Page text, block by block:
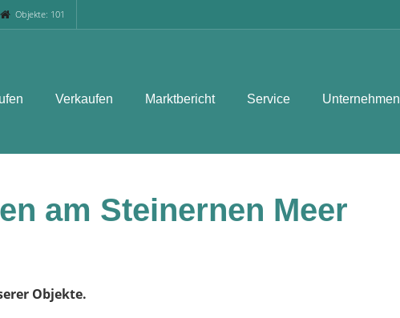
Objekte: 101
Verkaufen Marktbericht Service Unternehmen
am Steinernen Meer
Objekte.